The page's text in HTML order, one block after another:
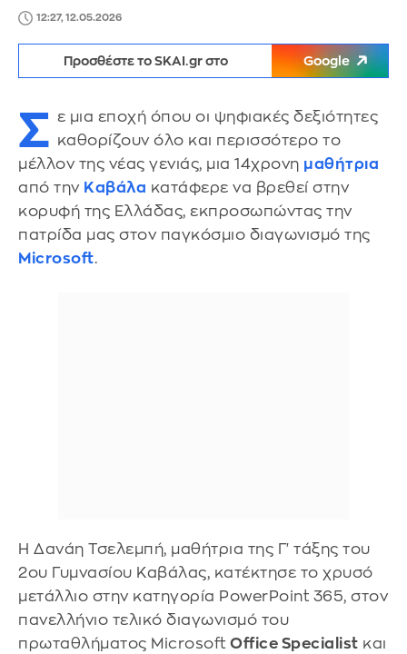
12:27, 12.05.2026
Προσθέστε το SKAI.gr στο Google
Σ ε μια εποχή όπου οι ψηφιακές δεξιότητες
καθορίζουν όλο και περισσότερο το
μέλλον της νέας γενιάς, μια 14χρονη μαθήτρια
από την Καβάλα κατάφερε να βρεθεί στην
κορυφή της Ελλάδας, εκπροσωπώντας την
πατρίδα μας στον παγκόσμιο διαγωνισμό της
Microsoft.
Η Δανάη Τσελεμπή, μαθήτρια της Γ' τάξης του
2ου Γυμνασίου Καβάλας, κατέκτησε το χρυσό
μετάλλιο στην κατηγορία PowerPoint 365, στον
πανελλήνιο τελικό διαγωνισμό του
πρωταθλήματος Microsoft Office Specialist και